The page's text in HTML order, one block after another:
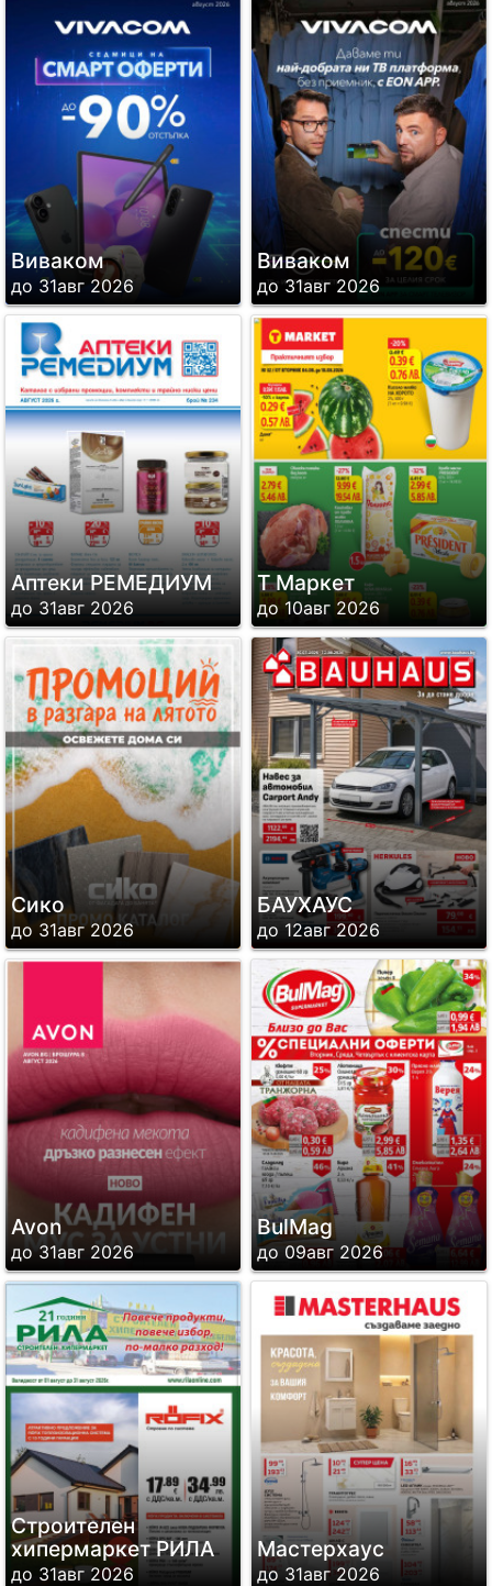
Виваком
до 31авг 2026
Виваком
до 31авг 2026
Аптеки РЕМЕДИУМ
до 31авг 2026
Т Маркет
до 10авг 2026
Сико
до 31авг 2026
БАУХАУС
до 12авг 2026
Avon
до 31авг 2026
BulMag
до 09авг 2026
Строителен
хипермаркет РИЛА
до 31авг 2026
Мастерхаус
до 31авг 2026